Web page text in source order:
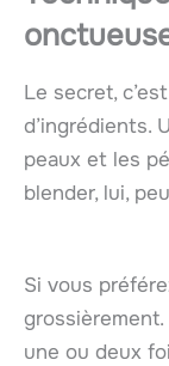
Le secret,
d’ingrédients.
peaux et les
blender, lui,
Si vous
une ou deux